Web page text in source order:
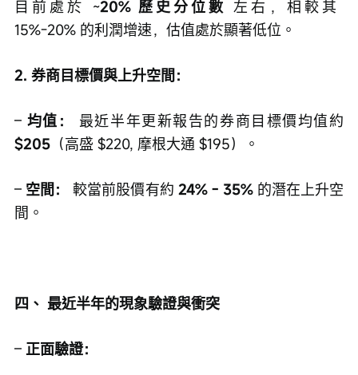
目前處於 ~20% 歷史分位數 左右，相較其
15%-20% 的利潤增速，估值處於顯著低位。
2. 券商目標價與上升空間：
– 均值：
最近半年更新報告的券商目標價均值約
$205 （高盛 $220, 摩根大通 $195）。
– 空間： 較當前股價有約 24% - 35% 的潛在上升空
間。
四、 最近半年的現象驗證與衝突
– 正面驗證：